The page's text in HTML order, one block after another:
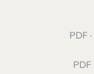
PDF ·
PDF